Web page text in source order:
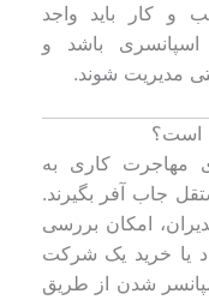
و کار باید واجد
باشد و
مدیریت شوند.
است؟
مهاجرت کاری به
جاب آفر بگیرند.
امکان بررسی
یا خرید یک شرکت
شدن از طریق